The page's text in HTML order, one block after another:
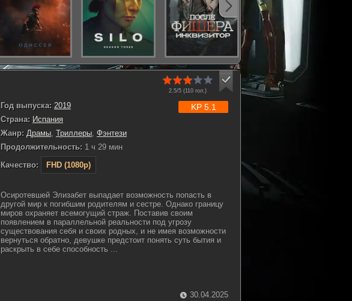
2.5/5 (110 гол.)
Год выпуска: 2019
Страна: Испания
Жанр: Драмы, Триллеры, Фэнтези
Продолжительность: 1 ч 29 мин
Качество:
FHD (1080p)
KP 5.1
Осиротевшей Элизабет выпадает возможность попасть в
другой мир к погибшим родителям и сестре. Однако границу
миров охраняет всемогущий страж. Поставив своим
появлением в параллельной реальности под угрозу
существования себя и своих родных, и не имея возможности
вернуться обратно, девушке предстоит понять суть бытия и
раскрыть в себе способность ...
30.04.2025